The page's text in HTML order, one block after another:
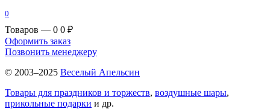
0
Товаров — 0 0 ₽
Оформить заказ
Позвонить менеджеру
© 2003–2025 Веселый Апельсин
Товары для праздников и торжеств, воздушные шары,
прикольные подарки и др.